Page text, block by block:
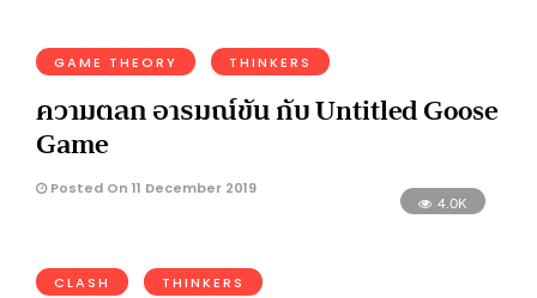
GAME THEORY THINKERS
ความตลก อารมณ์ขัน กับ Untitled Goose
Game
Posted On 11 December 2019
4.0K
CLASH THINKERS